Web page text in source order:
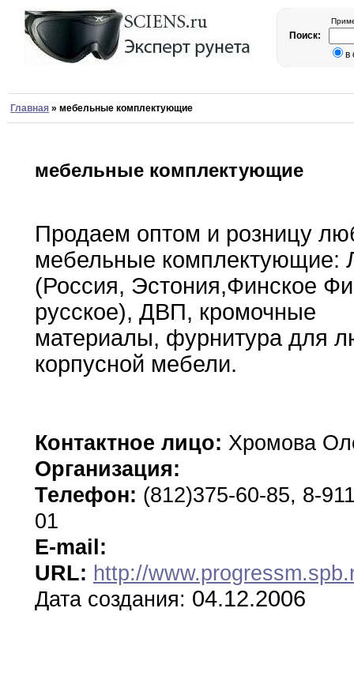
Поиск:
в
Главная » мебельные комплектующие
мебельные комплектующие
Продаем оптом и розницу
мебельные комплектующие:
(Россия, Эстония,Финское
русское), ДВП, кромочные
материалы, фурнитура для
корпусной мебели.
Контактное лицо: Хромова
Организация:
Телефон: (812)375-60-85, 8-
01
E-mail:
URL: http://
Дата создания: 04.12.2006